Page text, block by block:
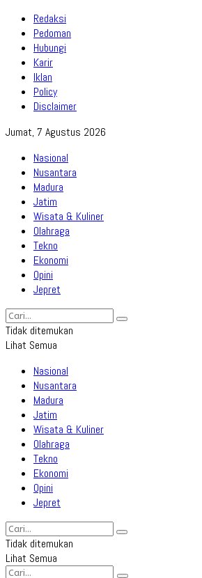
Redaksi
Pedoman
Hubungi
Karir
Iklan
Policy
Disclaimer
Jumat, 7 Agustus 2026
Nasional
Nusantara
Madura
Jatim
Wisata & Kuliner
Olahraga
Tekno
Ekonomi
Opini
Jepret
Tidak ditemukan
Lihat Semua
Nasional
Nusantara
Madura
Jatim
Wisata & Kuliner
Olahraga
Tekno
Ekonomi
Opini
Jepret
Tidak ditemukan
Lihat Semua